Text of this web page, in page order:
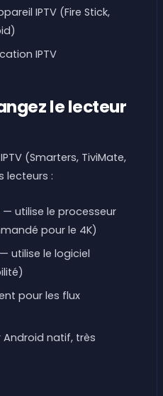
IPTV (Fire Stick,
IPTV
le lecteur
(Smarters, TiviMate,
lecteurs :
— utilise le processeur
pour le 4K)
— utilise le logiciel
pour les flux
natif, très